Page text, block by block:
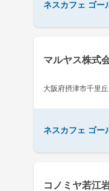
ネスカフェ ゴー
マルヤス株式
大阪府摂津市千里
ネスカフェ ゴー
コノミヤ若江